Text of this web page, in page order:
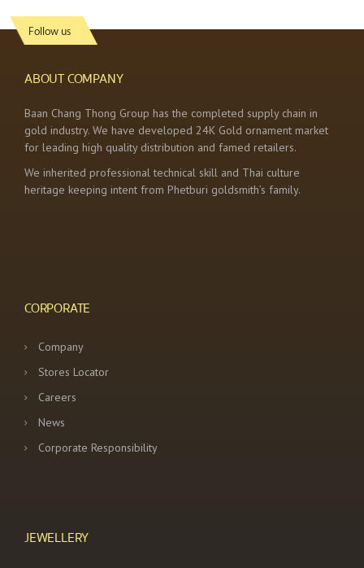
Follow us
ABOUT COMPANY
Baan Chang Thong Group has the completed supply chain in
gold industry. We have developed 24K Gold ornament market
for leading high quality distribution and famed retailers.
We inherited professional technical skill and Thai culture
heritage keeping intent from Phetburi goldsmith’s family.
CORPORATE
Company
Stores Locator
Careers
News
Corporate Responsibility
JEWELLERY